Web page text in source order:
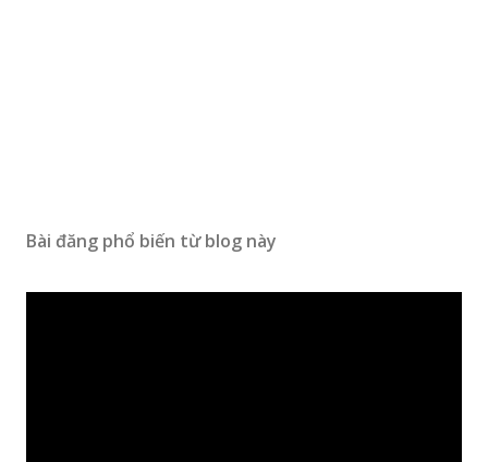
Bài đăng phổ biến từ blog này